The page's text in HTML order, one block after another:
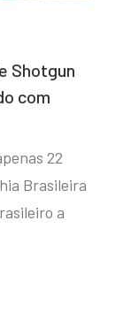
Shotgun
com
22
Brasileira
a